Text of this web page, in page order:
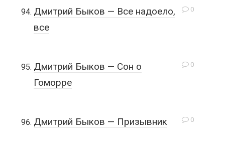
0
Дмитрий Быков — Все надоело,
все
0
Дмитрий Быков — Сон о
Гоморре
0
Дмитрий Быков — Призывник